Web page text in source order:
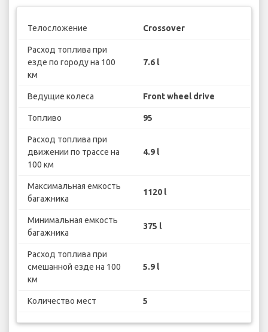
Телосложение Crossover
Расход топлива при
езде по городу на 100
км
7.6 l
Ведущие колеса Front wheel drive
Топливо 95
Расход топлива при
движении по трассе на
100 км
4.9 l
Максимальная емкость
багажника
1120 l
Минимальная емкость
багажника
375 l
Расход топлива при
смешанной езде на 100
км
5.9 l
Количество мест 5